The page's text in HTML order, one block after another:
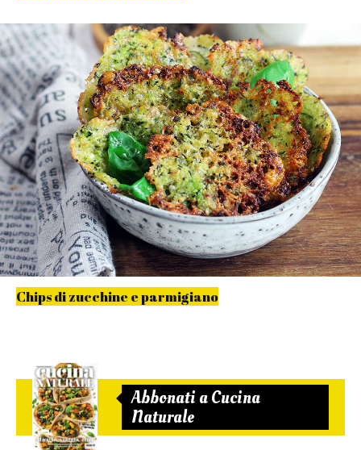
Chips di zucchine e parmigiano
Abbonati a Cucina
Naturale